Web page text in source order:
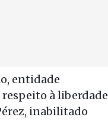
entidade
à liberdade
inabilitado